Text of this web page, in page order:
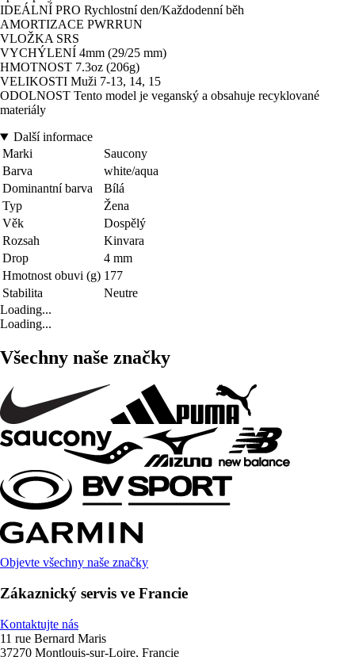
IDEÁLNÍ PRO Rychlostní den/Každodenní běh
AMORTIZACE PWRRUN
VLOŽKA SRS
VYCHÝLENÍ 4mm (29/25 mm)
HMOTNOST 7.3oz (206g)
VELIKOSTI Muži 7-13, 14, 15
ODOLNOST Tento model je veganský a obsahuje recyklované
materiály
Další informace
Marki
Saucony
Barva
white/aqua
Dominantní barva
Bílá
Typ
Žena
Věk
Dospělý
Rozsah
Kinvara
Drop
4 mm
Hmotnost obuvi (g) 177
Stabilita
Neutre
Loading...
Loading...
Všechny naše značky
Objevte všechny naše značky
Zákaznický servis ve Francie
Kontaktujte nás
11 rue Bernard Maris
37270 Montlouis-sur-Loire, Francie